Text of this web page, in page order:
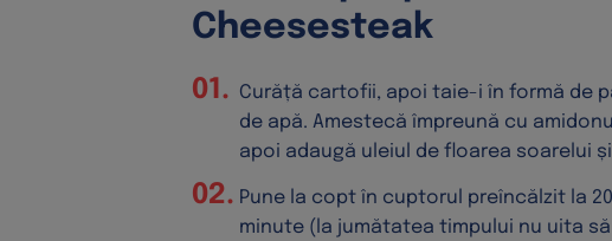
Cheesesteak
Curăță cartofii, apoi taie-i în formă de
de apă. Amestecă împreună cu
apoi adaugă uleiul de floarea soarelui
Pune la copt în cuptorul preîncălzit la
minute (la jumătatea timpului nu uita